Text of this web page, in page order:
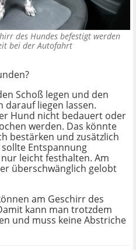
des Hundes befestigt werden
bei der Autofahrt
Schoß legen und den
liegen lassen.
Hund nicht bedauert oder
werden. Das könnte
bestärken und zusätzlich
Entspannung
leicht festhalten. Am
überschwänglich gelobt
am Geschirr des
kann man trotzdem
und muss keine Abstriche